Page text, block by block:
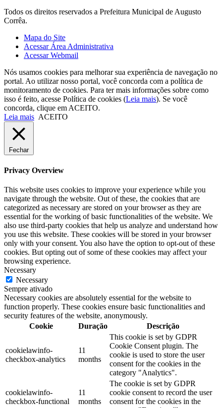
Todos os direitos reservados a Prefeitura Municipal de Augusto
Corrêa.
Mapa do Site
Acessar Área Administrativa
Acessar Webmail
Nós usamos cookies para melhorar sua experiência de navegação no
portal. Ao utilizar nosso portal, você concorda com a política de
monitoramento de cookies. Para ter mais informações sobre como
isso é feito, acesse Política de cookies (Leia mais). Se você
concorda, clique em ACEITO.
Leia mais ACEITO
Fechar
Privacy Overview
This website uses cookies to improve your experience while you
navigate through the website. Out of these, the cookies that are
categorized as necessary are stored on your browser as they are
essential for the working of basic functionalities of the website. We
also use third-party cookies that help us analyze and understand how
you use this website. These cookies will be stored in your browser
only with your consent. You also have the option to opt-out of these
cookies. But opting out of some of these cookies may affect your
browsing experience.
Necessary
Necessary
Sempre ativado
Necessary cookies are absolutely essential for the website to
function properly. These cookies ensure basic functionalities and
security features of the website, anonymously.
Cookie
Duração Descrição
cookielawinfo-
checkbox-analytics
11
months
This cookie is set by GDPR
Cookie Consent plugin. The
cookie is used to store the user
consent for the cookies in the
category "Analytics".
cookielawinfo-
checkbox-functional
11
months
The cookie is set by GDPR
cookie consent to record the user
consent for the cookies in the